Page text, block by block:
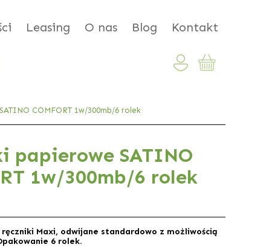
Leasing O nas Blog Kontakt
COMFORT 1w/300mb/6 rolek
papierowe SATINO
1w/300mb/6 rolek
Maxi, odwijane standardowo z możliwością
6 rolek.